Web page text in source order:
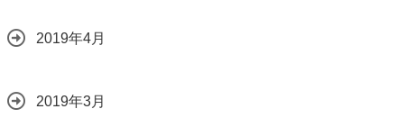
2019年4月
2019年3月